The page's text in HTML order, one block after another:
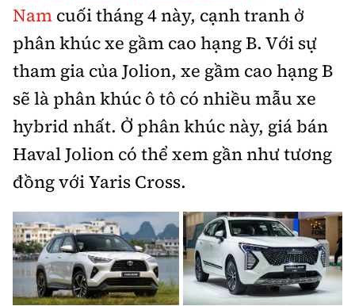
Lái xe an toàn
Bồi thường bảo hiểm
Xe xanh
Video
Review xe
Giới thiệu xe
Tư vấn
Ảnh
Ô tô
Cơ quan chủ quản: Bộ Xây dựng
Tổng biên tập:Nguyễn Thị Hồng Nga
Nam cuối tháng 4 này, cạnh tranh ở
phân khúc xe gầm cao hạng B. Với sự
tham gia của Jolion, xe gầm cao hạng B
sẽ là phân khúc ô tô có nhiều mẫu xe
hybrid nhất. Ở phân khúc này, giá bán
Haval Jolion có thể xem gần như tương
đồng với Yaris Cross.